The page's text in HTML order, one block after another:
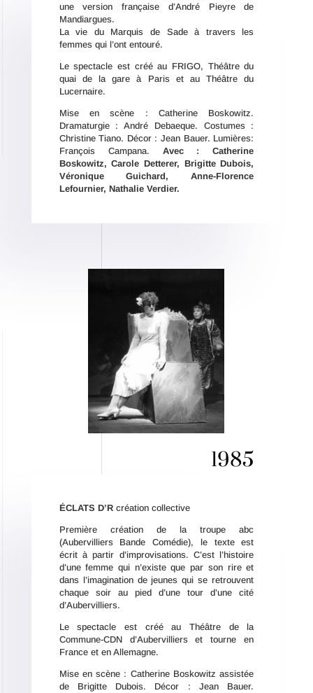
une version française d’André Pieyre de
Mandiargues.
La vie du Marquis de Sade à travers les
femmes qui l’ont entouré.
Le spectacle est créé au FRIGO, Théâtre du
quai de la gare à Paris et au Théâtre du
Lucernaire.
Mise en scène : Catherine Boskowitz.
Dramaturgie : André Debaeque. Costumes :
Christine Tiano. Décor : Jean Bauer. Lumières:
François Campana. Avec : Catherine
Boskowitz, Carole Detterer, Brigitte Dubois,
Véronique Guichard, Anne-Florence
Lefournier, Nathalie Verdier.
1985
ÉCLATS D’R création collective
Première création de la troupe abc
(Aubervilliers Bande Comédie), le texte est
écrit à partir d’improvisations. C’est l’histoire
d’une femme qui n’existe que par son rire et
dans l’imagination de jeunes qui se retrouvent
chaque soir au pied d’une tour d’une cité
d’Aubervilliers.
Le spectacle est créé au Théâtre de la
Commune-CDN d’Aubervilliers et tourne en
France et en Allemagne.
Mise en scène : Catherine Boskowitz assistée
de Brigitte Dubois. Décor : Jean Bauer.